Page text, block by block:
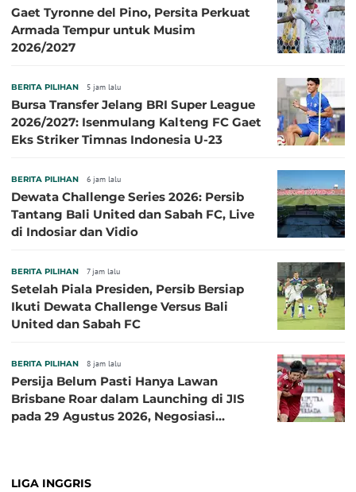
Gaet Tyronne del Pino, Persita Perkuat
Armada Tempur untuk Musim
2026/2027
BERITA PILIHAN 5 jam lalu
Bursa Transfer Jelang BRI Super League
2026/2027: Isenmulang Kalteng FC Gaet
Eks Striker Timnas Indonesia U-23
BERITA PILIHAN 6 jam lalu
Dewata Challenge Series 2026: Persib
Tantang Bali United dan Sabah FC, Live
di Indosiar dan Vidio
BERITA PILIHAN 7 jam lalu
Setelah Piala Presiden, Persib Bersiap
Ikuti Dewata Challenge Versus Bali
United dan Sabah FC
BERITA PILIHAN 8 jam lalu
Persija Belum Pasti Hanya Lawan
Brisbane Roar dalam Launching di JIS
pada 29 Agustus 2026, Negosiasi
LIGA INGGRIS